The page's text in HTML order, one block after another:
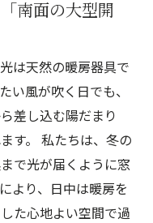
南面の大型開
は天然の暖房器具で
い風が吹く日でも、
差し込む陽だまり
す。 私たちは、冬の
で光が届くように窓
より、日中は暖房を
た心地よい空間で過